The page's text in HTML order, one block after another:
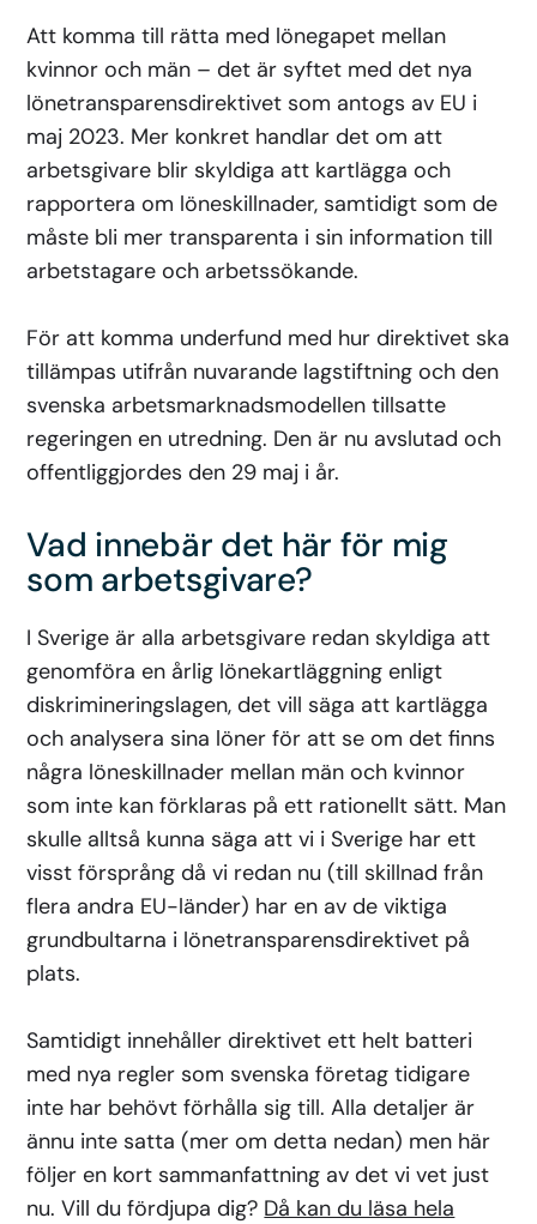
Att komma till rätta med lönegapet mellan
kvinnor och män – det är syftet med det nya
lönetransparensdirektivet som antogs av EU i
maj 2023. Mer konkret handlar det om att
arbetsgivare blir skyldiga att kartlägga och
rapportera om löneskillnader, samtidigt som de
måste bli mer transparenta i sin information till
arbetstagare och arbetssökande.
För att komma underfund med hur direktivet ska
tillämpas utifrån nuvarande lagstiftning och den
svenska arbetsmarknadsmodellen tillsatte
regeringen en utredning. Den är nu avslutad och
offentliggjordes den 29 maj i år.
Vad innebär det här för mig
som arbetsgivare?
I Sverige är alla arbetsgivare redan skyldiga att
genomföra en årlig lönekartläggning enligt
diskrimineringslagen, det vill säga att kartlägga
och analysera sina löner för att se om det finns
några löneskillnader mellan män och kvinnor
som inte kan förklaras på ett rationellt sätt. Man
skulle alltså kunna säga att vi i Sverige har ett
visst försprång då vi redan nu (till skillnad från
flera andra EU-länder) har en av de viktiga
grundbultarna i lönetransparensdirektivet på
plats.
Samtidigt innehåller direktivet ett helt batteri
med nya regler som svenska företag tidigare
inte har behövt förhålla sig till. Alla detaljer är
ännu inte satta (mer om detta nedan) men här
följer en kort sammanfattning av det vi vet just
nu. Vill du fördjupa dig? Då kan du läsa hela